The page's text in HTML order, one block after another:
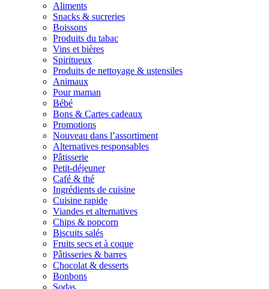
Aliments
Snacks & sucreries
Boissons
Produits du tabac
Vins et bières
Spiritueux
Produits de nettoyage & ustensiles
Animaux
Pour maman
Bébé
Bons & Cartes cadeaux
Promotions
Nouveau dans l’assortiment
Alternatives responsables
Pâtisserie
Petit-déjeuner
Café & thé
Ingrédients de cuisine
Cuisine rapide
Viandes et alternatives
Chips & popcorn
Biscuits salés
Fruits secs et à coque
Pâtisseries & barres
Chocolat & desserts
Bonbons
Sodas